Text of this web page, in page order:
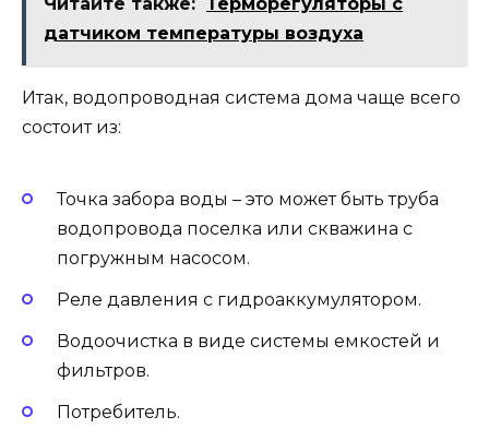
Читайте также: Терморегуляторы с
датчиком температуры воздуха
Итак, водопроводная система дома чаще всего
состоит из:
Точка забора воды – это может быть труба
водопровода поселка или скважина с
погружным насосом.
Реле давления с гидроаккумулятором.
Водоочистка в виде системы емкостей и
фильтров.
Потребитель.